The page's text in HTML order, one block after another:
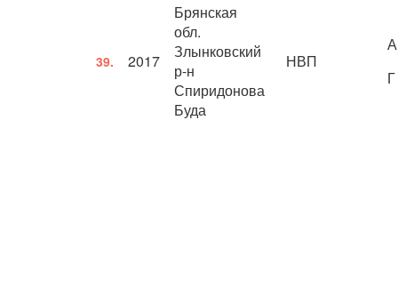
39. 2017
Брянская
обл.
Злынковский
р-н
Спиридонова
Буда
НВП
А
Г